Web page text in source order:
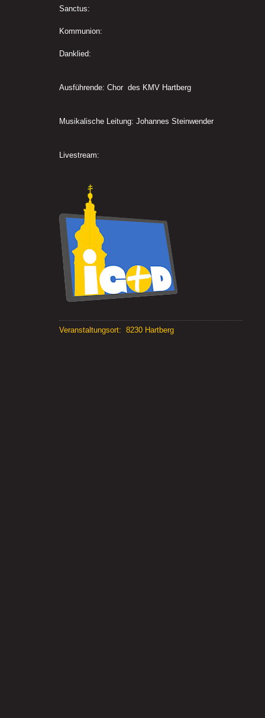
Sanctus:
Kommunion:
Danklied:
Ausführende: Chor des KMV Hartberg
Musikalische Leitung: Johannes Steinwender
Livestream:
Veranstaltungsort 8230 Hartberg